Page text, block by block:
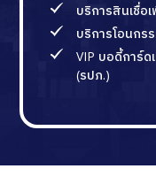
บริการสินเชื่อ
บริการโอนกร
VIP บอดี้การ์ด
(รปภ.)